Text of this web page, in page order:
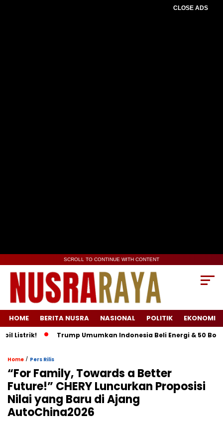
CLOSE ADS
SCROLL TO CONTINUE WITH CONTENT
HOME BERITA NUSRA NASIONAL POLITIK EKONOMI
Trump Umumkan Indonesia Beli Energi & 50 Boeing,
Home / Pers Rilis
“For Family, Towards a Better
Future!” CHERY Luncurkan Proposisi
Nilai yang Baru di Ajang
AutoChina2026